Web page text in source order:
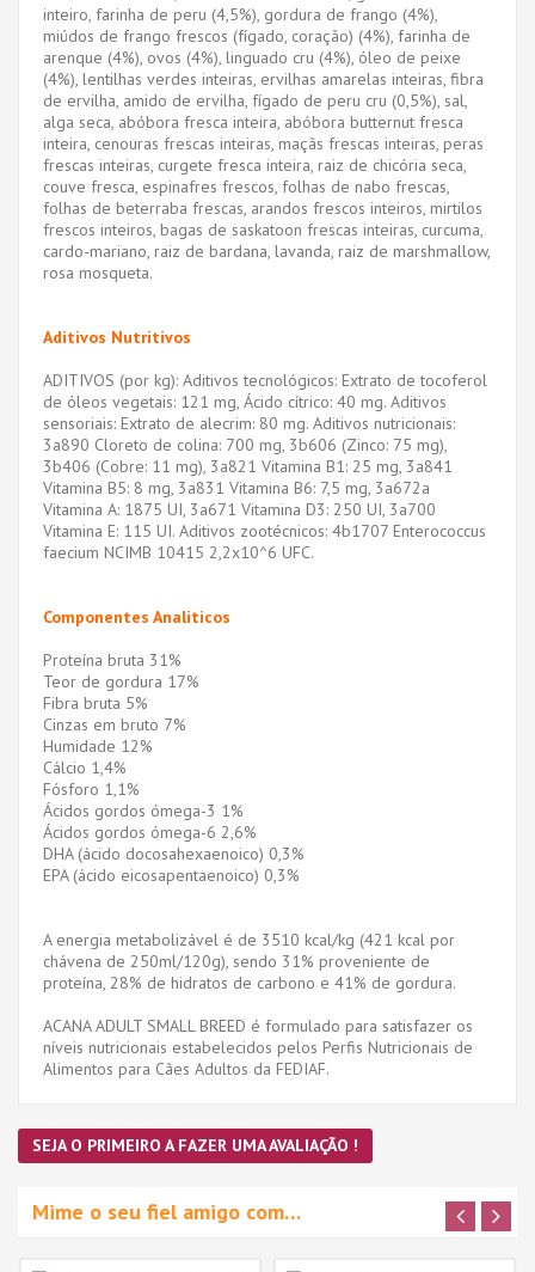
inteiro, farinha de peru (4,5%), gordura de frango (4%),
miúdos de frango frescos (fígado, coração) (4%), farinha de
arenque (4%), ovos (4%), linguado cru (4%), óleo de peixe
(4%), lentilhas verdes inteiras, ervilhas amarelas inteiras, fibra
de ervilha, amido de ervilha, fígado de peru cru (0,5%), sal,
alga seca, abóbora fresca inteira, abóbora butternut fresca
inteira, cenouras frescas inteiras, maçãs frescas inteiras, peras
frescas inteiras, curgete fresca inteira, raiz de chicória seca,
couve fresca, espinafres frescos, folhas de nabo frescas,
folhas de beterraba frescas, arandos frescos inteiros, mirtilos
frescos inteiros, bagas de saskatoon frescas inteiras, curcuma,
cardo-mariano, raiz de bardana, lavanda, raiz de marshmallow,
rosa mosqueta.
Aditivos Nutritivos
ADITIVOS (por kg): Aditivos tecnológicos: Extrato de tocoferol
de óleos vegetais: 121 mg, Ácido cítrico: 40 mg. Aditivos
sensoriais: Extrato de alecrim: 80 mg. Aditivos nutricionais:
3a890 Cloreto de colina: 700 mg, 3b606 (Zinco: 75 mg),
3b406 (Cobre: ​​​​11 mg), 3a821 Vitamina B1: 25 mg, 3a841
Vitamina B5: 8 mg, 3a831 Vitamina B6: 7,5 mg, 3a672a
Vitamina A: 1875 UI, 3a671 Vitamina D3: 250 UI, 3a700
Vitamina E: 115 UI. Aditivos zootécnicos: 4b1707 Enterococcus
faecium NCIMB 10415 2,2x10^6 UFC.
Componentes Analiticos
Proteína bruta 31%
Teor de gordura 17%
Fibra bruta 5%
Cinzas em bruto 7%
Humidade 12%
Cálcio 1,4%
Fósforo 1,1%
Ácidos gordos ómega-3 1%
Ácidos gordos ómega-6 2,6%
DHA (ácido docosahexaenoico) 0,3%
EPA (ácido eicosapentaenoico) 0,3%
A energia metabolizável é de 3510 kcal/kg (421 kcal por
chávena de 250ml/120g), sendo 31% proveniente de
proteína, 28% de hidratos de carbono e 41% de gordura.
ACANA ADULT SMALL BREED é formulado para satisfazer os
níveis nutricionais estabelecidos pelos Perfis Nutricionais de
Alimentos para Cães Adultos da FEDIAF.
SEJA O PRIMEIRO A FAZER UMA AVALIAÇÃO !
Mime o seu fiel amigo com…